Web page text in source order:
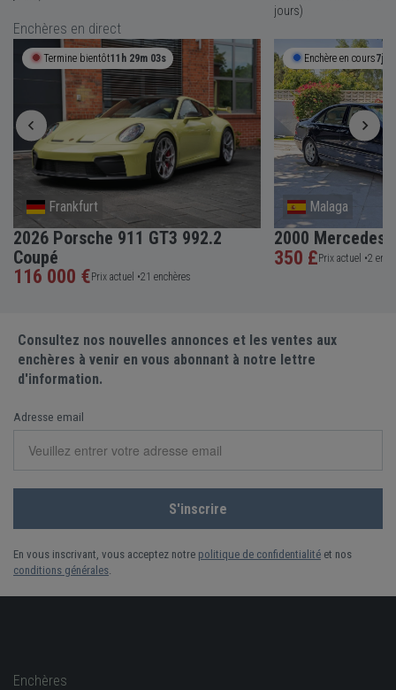
jours)
Enchères en direct
Termine bientôt11h 29m 03s
Frankfurt
2026 Porsche 911 GT3 992.2
Coupé
116 000 € Prix actuel •21 enchères
Enchère en cours7j
Malaga
2000 Mercedes-
350 £ Prix actuel •2
Consultez nos nouvelles annonces et les ventes aux
enchères à venir en vous abonnant à notre lettre
d'information.
Adresse email
En vous inscrivant, vous acceptez notre politique de confidentialité et nos
conditions générales.
Enchères